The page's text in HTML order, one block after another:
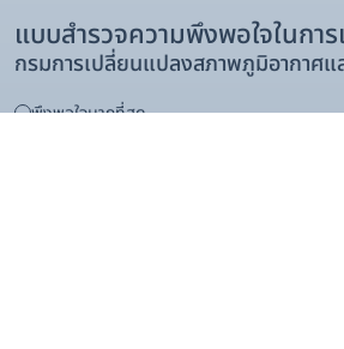
แบบสำรวจความพึงพอใจในการ
กรมการเปลี่ยนแปลงสภาพภูมิอากาศแ
พึงพอใจมากที่สุด